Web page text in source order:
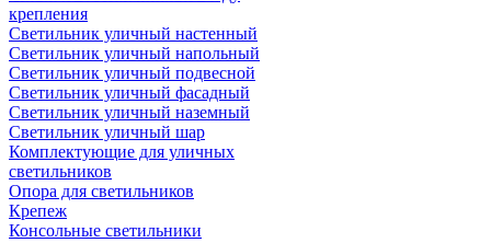
крепления
Светильник уличный настенный
Светильник уличный напольный
Светильник уличный подвесной
Светильник уличный фасадный
Светильник уличный наземный
Cветильник уличный шар
Комплектующие для уличных
светильников
Опора для светильников
Крепеж
Консольные светильники